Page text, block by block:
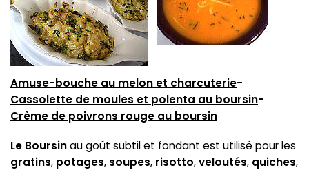
Amuse-bouche au melon et charcuterie-
Cassolette de moules et polenta au boursin-
Crème de poivrons rouge au boursin
Le Boursinau goût subtil et fondant est utilisé pour les
gratins, potages,soupes, risotto,veloutés, quiches,